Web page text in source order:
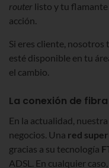
router listo y tu flamante
acción.
Si eres cliente,
esté disponible en tu
el cambio.
La conexión de
En la actualidad,
negocios. Una red
gracias a su tecnología
ADSL. En cualquier